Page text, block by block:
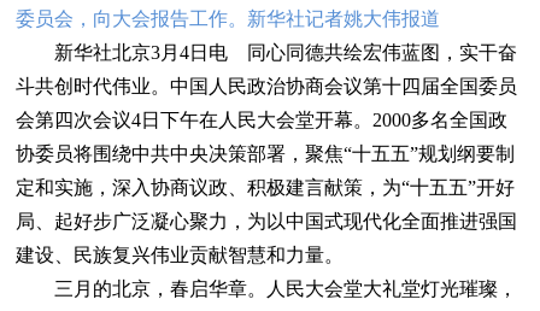
委员会，向大会报告工作。 新华社记者姚大伟报道
新华社北京3月4日电 同心同德共绘宏伟蓝图，实干奋
斗共创时代伟业。中国人民政治协商会议第十四届全国委员
会第四次会议4日下午在人民大会堂开幕。2000多名全国政
协委员将围绕中共中央决策部署，聚焦“十五五”规划纲要制
定和实施，深入协商议政、积极建言献策，为“十五五”开好
局、起好步广泛凝心聚力，为以中国式现代化全面推进强国
建设、民族复兴伟业贡献智慧和力量。
三月的北京，春启华章。人民大会堂大礼堂灯光璀璨，